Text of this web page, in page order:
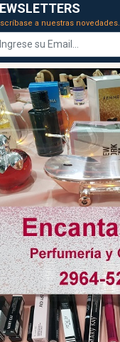
a nuestras novedades.